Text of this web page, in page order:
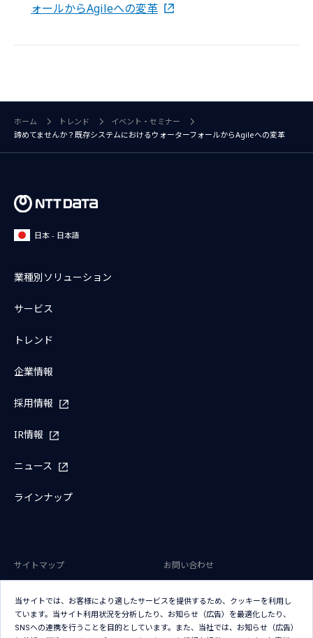
ォールからAgileへの変革
ホーム トレンド
イベント・セミナー
諦めてませんか？既存システムにおけるウォーターフォールからAgileへの変革
日本 - 日本語
業種別ソリューション
サービス
トレンド
企業情報
採用情報
IR情報
ニュース
ラインナップ
サイトマップ
お問い合わせ
アクセシビリティポリシー
クッキー（Cookie）ポリシー
クッキー（Cookie）プリファレン
当サイトでは、お客様により適したサービスを提供するため、クッキーを利用し
ています。当サイト利用状況を分析したり、お知らせ（広告）を最適化したり、
SNSへの連携を行うことを目的としています。また、当社では、お知らせ（広告）